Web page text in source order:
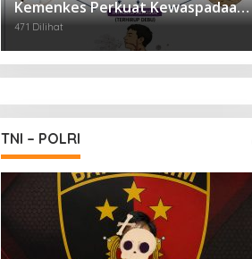
Kemenkes Perkuat Kewaspadaan
Virus Hanta
471 Dilihat
TNI – POLRI